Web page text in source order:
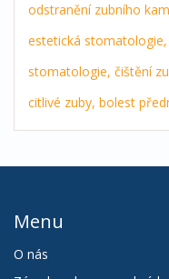
odstranění zubního
estetická stomatologie,
stomatologie, čištění
citlivé zuby, bolest
Menu
O nás